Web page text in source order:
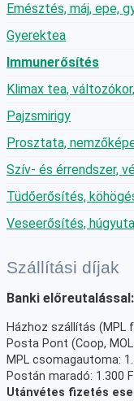
Emésztés, máj, epe,
Gyerektea
Immunerősítés
Klimax tea,
Pajzsmirigy
Prosztata,
Szív- és érrendszer,
Tüdőerősítés,
Veseerősítés,
Szállítási díjak
Banki előreutalással:
Házhoz szállítás (MPL
Posta Pont (Coop,
MPL csomagautoma:
Postán maradó: 1.300
Utánvétes fizetés